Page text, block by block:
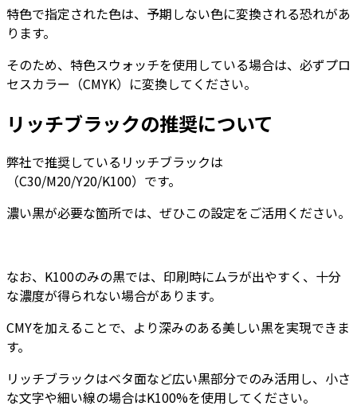
特色で指定された色は、予期しない色に変換される恐れがあ
ります。
そのため、特色スウォッチを使用している場合は、必ずプロ
セスカラー（CMYK）に変換してください。
リッチブラックの推奨について
弊社で推奨しているリッチブラックは
（C30/M20/Y20/K100）です。
濃い黒が必要な箇所では、ぜひこの設定をご活用ください。
なお、K100のみの黒では、印刷時にムラが出やすく、十分
な濃度が得られない場合があります。
CMYを加えることで、より深みのある美しい黒を実現できま
す。
リッチブラックはベタ面など広い黒部分でのみ活用し、小さ
な文字や細い線の場合はK100%を使用してください。